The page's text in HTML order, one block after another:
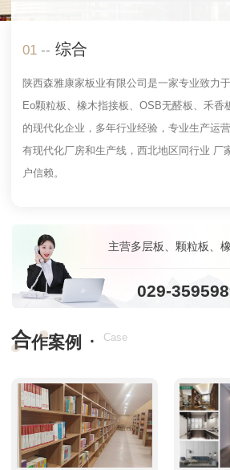
01 -- 综合
陕西森雅康家板业有限公司是一家专业致力于
Eo颗粒板、橡木指接板、OSB无醛板、禾香
的现代化企业，多年行业经验，专业生产运
有现代化厂房和生产线，西北地区同行业 厂
户信赖。
主营多层板、颗粒板、
029-
合作案例 · Case